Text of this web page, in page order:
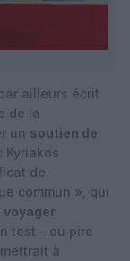
ailleurs écrit
de la
un soutien de
Kyriakos
de
commun », qui
voyager
test – ou pire
à